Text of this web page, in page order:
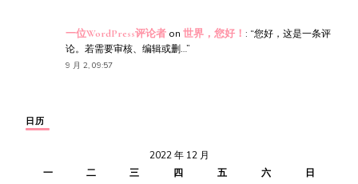
一位WordPress评论者 on 世界，您好！ : “您好，这是一条评
论。若需要审核、编辑或删…”
9 月 2, 09:57
日历
2022 年 12 月
一
二 三 四 五 六
日